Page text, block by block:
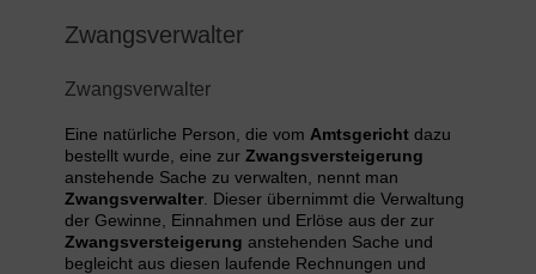
Zwangsverwalter
Zwangsverwalter
Eine natürliche Person, die vom Amtsgericht dazu
bestellt wurde, eine zur Zwangsversteigerung
anstehende Sache zu verwalten, nennt man
Zwangsverwalter . Dieser übernimmt die Verwaltung
der Gewinne, Einnahmen und Erlöse aus der zur
Zwangsversteigerung anstehenden Sache und
begleicht aus diesen laufende Rechnungen und